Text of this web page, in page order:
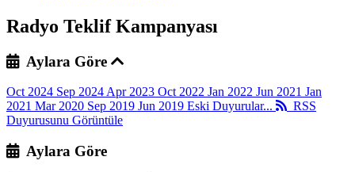
Radyo Teklif Kampanyası
Aylara Göre
Oct 2024 Sep 2024 Apr 2023 Oct 2022 Jan 2022 Jun 2021 Jan
2021 Mar 2020 Sep 2019 Jun 2019 Eski Duyurular...
RSS
Duyurusunu Görüntüle
Aylara Göre